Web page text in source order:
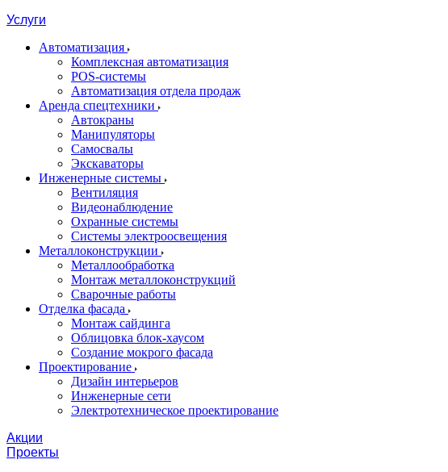
Услуги
Автоматизация
Комплексная автоматизация
POS-системы
Автоматизация отдела продаж
Аренда спецтехники
Автокраны
Манипуляторы
Самосвалы
Экскаваторы
Инженерные системы
Вентиляция
Видеонаблюдение
Охранные системы
Системы электроосвещения
Металлоконструкции
Металлообработка
Монтаж металлоконструкций
Сварочные работы
Отделка фасада
Монтаж сайдинга
Облицовка блок-хаусом
Создание мокрого фасада
Проектирование
Дизайн интерьеров
Инженерные сети
Электротехническое проектирование
Акции
Проекты